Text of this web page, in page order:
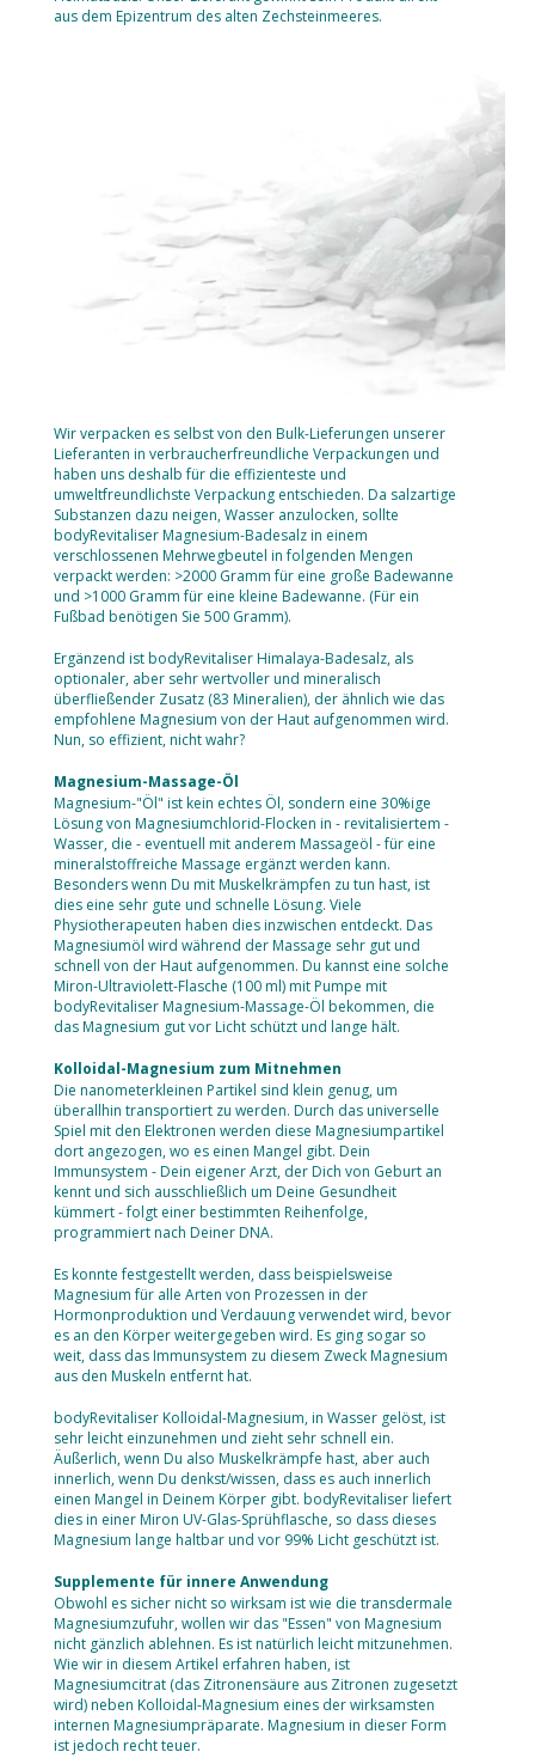
aus dem Epizentrum des alten Zechsteinmeeres.
Wir verpacken es selbst von den Bulk-Lieferungen unserer
Lieferanten in verbraucherfreundliche Verpackungen und
haben uns deshalb für die effizienteste und
umweltfreundlichste Verpackung entschieden. Da salzartige
Substanzen dazu neigen, Wasser anzulocken, sollte
bodyRevitaliser Magnesium-Badesalz in einem
verschlossenen Mehrwegbeutel in folgenden Mengen
verpackt werden: >2000 Gramm für eine große Badewanne
und >1000 Gramm für eine kleine Badewanne. (Für ein
Fußbad benötigen Sie 500 Gramm).
Ergänzend ist bodyRevitaliser Himalaya-Badesalz, als
optionaler, aber sehr wertvoller und mineralisch
überfließender Zusatz (83 Mineralien), der ähnlich wie das
empfohlene Magnesium von der Haut aufgenommen wird.
Nun, so effizient, nicht wahr?
Magnesium-Massage-Öl
Magnesium-"Öl" ist kein echtes Öl, sondern eine 30%ige
Lösung von Magnesiumchlorid-Flocken in - revitalisiertem -
Wasser, die - eventuell mit anderem Massageöl - für eine
mineralstoffreiche Massage ergänzt werden kann.
Besonders wenn Du mit Muskelkrämpfen zu tun hast, ist
dies eine sehr gute und schnelle Lösung. Viele
Physiotherapeuten haben dies inzwischen entdeckt. Das
Magnesiumöl wird während der Massage sehr gut und
schnell von der Haut aufgenommen. Du kannst eine solche
Miron-Ultraviolett-Flasche (100 ml) mit Pumpe mit
bodyRevitaliser Magnesium-Massage-Öl bekommen, die
das Magnesium gut vor Licht schützt und lange hält.
Kolloidal-Magnesium zum Mitnehmen
Die nanometerkleinen Partikel sind klein genug, um
überallhin transportiert zu werden. Durch das universelle
Spiel mit den Elektronen werden diese Magnesiumpartikel
dort angezogen, wo es einen Mangel gibt. Dein
Immunsystem - Dein eigener Arzt, der Dich von Geburt an
kennt und sich ausschließlich um Deine Gesundheit
kümmert - folgt einer bestimmten Reihenfolge,
programmiert nach Deiner DNA.
Es konnte festgestellt werden, dass beispielsweise
Magnesium für alle Arten von Prozessen in der
Hormonproduktion und Verdauung verwendet wird, bevor
es an den Körper weitergegeben wird. Es ging sogar so
weit, dass das Immunsystem zu diesem Zweck Magnesium
aus den Muskeln entfernt hat.
bodyRevitaliser Kolloidal-Magnesium, in Wasser gelöst, ist
sehr leicht einzunehmen und zieht sehr schnell ein.
Äußerlich, wenn Du also Muskelkrämpfe hast, aber auch
innerlich, wenn Du denkst/wissen, dass es auch innerlich
einen Mangel in Deinem Körper gibt. bodyRevitaliser liefert
dies in einer Miron UV-Glas-Sprühflasche, so dass dieses
Magnesium lange haltbar und vor 99% Licht geschützt ist.
Supplemente für innere Anwendung
Obwohl es sicher nicht so wirksam ist wie die transdermale
Magnesiumzufuhr, wollen wir das "Essen" von Magnesium
nicht gänzlich ablehnen. Es ist natürlich leicht mitzunehmen.
Wie wir in diesem Artikel erfahren haben, ist
Magnesiumcitrat (das Zitronensäure aus Zitronen zugesetzt
wird) neben Kolloidal-Magnesium eines der wirksamsten
internen Magnesiumpräparate. Magnesium in dieser Form
ist jedoch recht teuer.